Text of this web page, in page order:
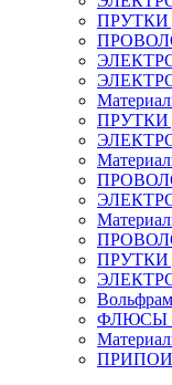
ПРУТКИ
ПРУТКИ
ПРУТКИ
ФЛЮСЫ
ПРИПОИ